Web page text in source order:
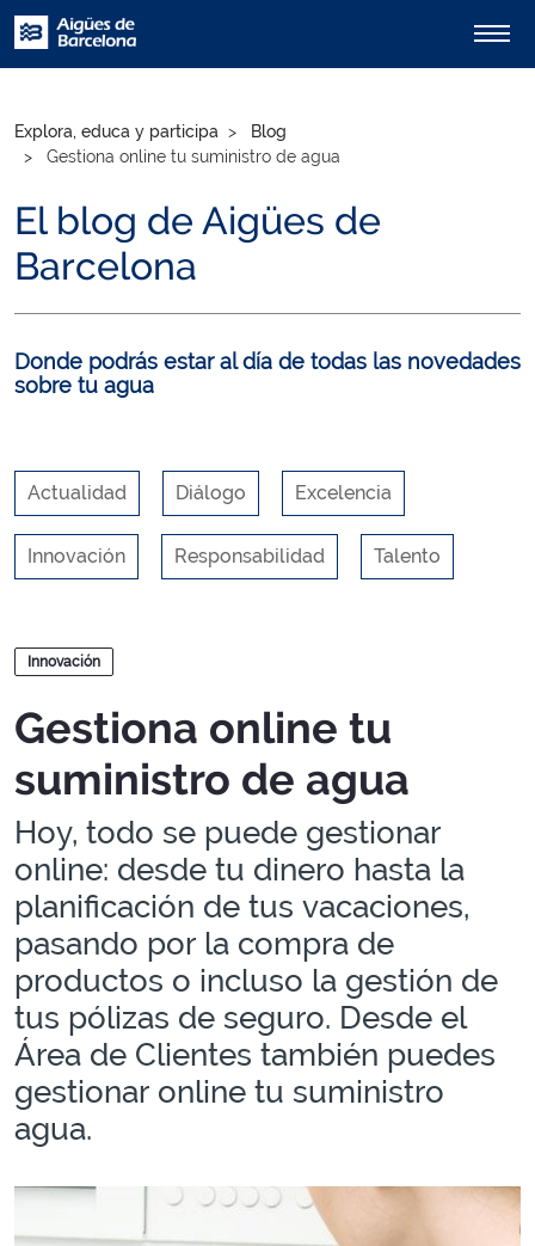
Explora, educa y participa
Blog
Gestiona online tu suministro de agua
El blog de Aigües de
Barcelona
Donde podrás estar al día de todas las novedades
sobre tu agua
Actualidad Diálogo Excelencia
Innovación Responsabilidad Talento
Blogs
Innovación
Gestiona online tu
suministro de agua
Hoy, todo se puede gestionar
online: desde tu dinero hasta la
planificación de tus vacaciones,
pasando por la compra de
productos o incluso la gestión de
tus pólizas de seguro. Desde el
Área de Clientes también puedes
gestionar online tu suministro
agua.